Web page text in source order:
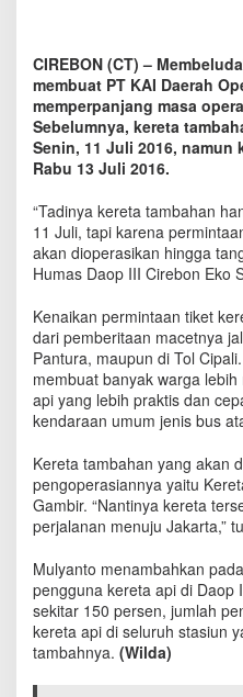
m
b
e
l
u
d
k
,
M
a
s
O
p
e
r
a
s
o
n
a
l
K
r
e
t
a
T
CIREBON (CT) –
membuat PT KAI Daerah
memperpanjang masa
Sebelumnya, kereta
Senin, 11 Juli 2016,
Rabu 13 Juli 2016.
“Tadinya kereta tambahan
11 Juli, tapi karena
akan dioperasikan hingga
Humas Daop III Cirebon Eko
Kenaikan permintaan tiket
dari pemberitaan macetnya
Pantura, maupun di Tol
membuat banyak warga
api yang lebih praktis dan
kendaraan umum jenis bus
Kereta tambahan yang akan
pengoperasiannya yaitu
Gambir. “Nantinya kereta
perjalanan menuju Jakarta,”
Mulyanto menambahkan
pengguna kereta api di Daop
sekitar 150 persen, jumlah
kereta api di seluruh stasiun
tambahnya. (Wilda)